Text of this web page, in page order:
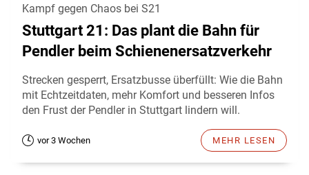
Kampf gegen Chaos bei S21
Stuttgart 21: Das plant die Bahn für
Pendler beim Schienenersatzverkehr
Strecken gesperrt, Ersatzbusse überfüllt: Wie die Bahn
mit Echtzeitdaten, mehr Komfort und besseren Infos
den Frust der Pendler in Stuttgart lindern will.
vor 3 Wochen MEHR LESEN